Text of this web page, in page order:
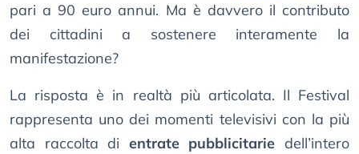
pari a 90 euro annui. Ma è davvero il contributo
dei cittadini a sostenere interamente la
manifestazione?
La risposta è in realtà più articolata. Il Festival
rappresenta uno dei momenti televisivi con la più
alta raccolta di entrate pubblicitarie dell’intero